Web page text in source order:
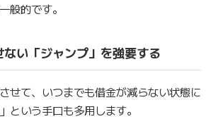
般的です。
ない「ジャンプ」を強要する
せて、いつまでも借金が減らない状態に
という手口も多用します。